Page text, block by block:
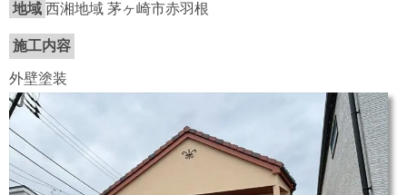
地域 西湘地域 茅ヶ崎市赤羽根
施工内容
外壁塗装